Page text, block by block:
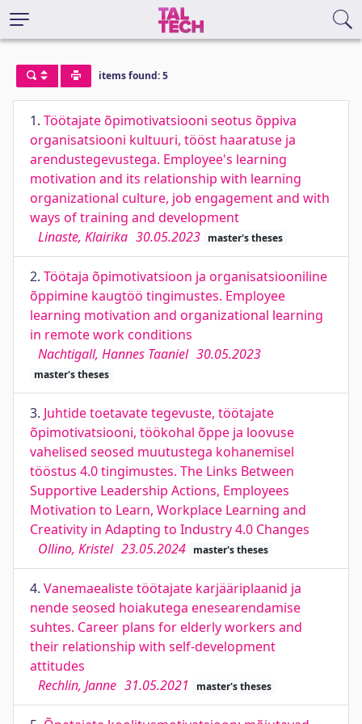
items found: 5
1. Töötajate õpimotivatsiooni seotus õppiva
organisatsiooni kultuuri, tööst haaratuse ja
arendustegevustega. Employee's learning
motivation and its relationship with learning
organizational culture, job engagement and with
ways of training and development
Linaste, Klairika 30.05.2023 master's theses
2. Töötaja õpimotivatsioon ja organisatsiooniline
õppimine kaugtöö tingimustes. Employee
learning motivation and organizational learning
in remote work conditions
Nachtigall, Hannes Taaniel 30.05.2023
master's theses
3. Juhtide toetavate tegevuste, töötajate
õpimotivatsiooni, töökohal õppe ja loovuse
vahelised seosed muutustega kohanemisel
tööstus 4.0 tingimustes. The Links Between
Supportive Leadership Actions, Employees
Motivation to Learn, Workplace Learning and
Creativity in Adapting to Industry 4.0 Changes
Ollino, Kristel 23.05.2024 master's theses
4. Vanemaealiste töötajate karjääriplaanid ja
nende seosed hoiakutega enesearendamise
suhtes. Career plans for elderly workers and
their relationship with self-development
attitudes
Rechlin, Janne 31.05.2021 master's theses